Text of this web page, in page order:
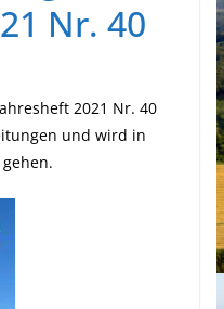
Nr. 40
2021 Nr. 40
und wird in